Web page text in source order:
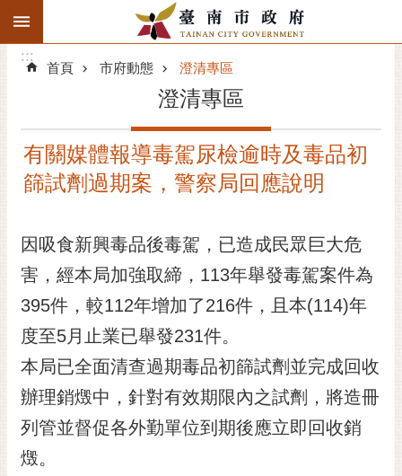
跳到主要內容區塊
搜
階
精彩府城
市府團隊
主題服務
市政資訊
市民互動
黃
偉
哲
:::
:::
首頁 市府動態 澄清專區
澄清專區
有關媒體報導毒駕尿檢逾時及毒品初
篩試劑過期案，警察局回應說明
因吸食新興毒品後毒駕，已造成民眾巨大危
害，經本局加強取締，113年舉發毒駕案件為
395件，較112年增加了216件，且本(114)年
度至5月止業已舉發231件。
本局已全面清查過期毒品初篩試劑並完成回收
辦理銷燬中，針對有效期限內之試劑，將造冊
列管並督促各外勤單位到期後應立即回收銷
燬。